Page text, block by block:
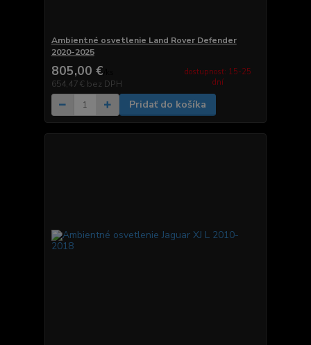
Ambientné osvetlenie Land Rover Defender
2020-2025
805,00 €
654,47 € bez DPH
dostupnosť: 15-25
dní
Pridať do košíka